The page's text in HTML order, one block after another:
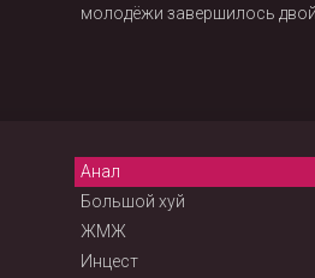
молодёжи завершилось
Анал
Большой хуй
ЖМЖ
Инцест